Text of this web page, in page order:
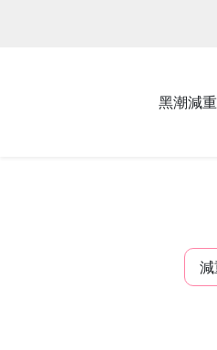
黑潮減